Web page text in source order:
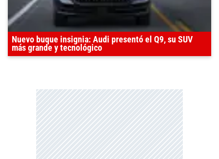
Nuevo buque insignia: Audi presentó el Q9, su SUV
más grande y tecnológico